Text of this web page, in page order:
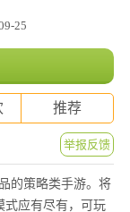
25
推荐
举报反馈
的策略类手游。将
式应有尽有，可玩